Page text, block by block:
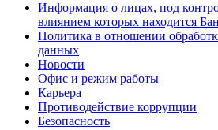
Информация о лицах, под
влиянием которых находится
Политика в отношении
данных
Новости
Офис и режим работы
Карьера
Противодействие коррупции
Безопасность